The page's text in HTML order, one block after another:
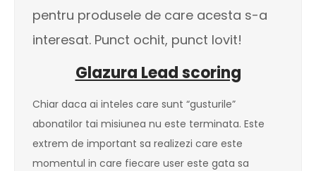
pentru produsele de care acesta s-a
interesat. Punct ochit, punct lovit!
Glazura Lead scoring
Chiar daca ai inteles care sunt “gusturile”
abonatilor tai misiunea nu este terminata. Este
extrem de important sa realizezi care este
momentul in care fiecare user este gata sa